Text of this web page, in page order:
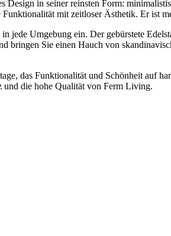
in seiner reinsten Form:
mit zeitloser Ästhetik. Er ist
jede Umgebung ein. Der gebürstete
bringen Sie einen Hauch von
das Funktionalität und Schönheit auf
und die hohe Qualität von Ferm Living.